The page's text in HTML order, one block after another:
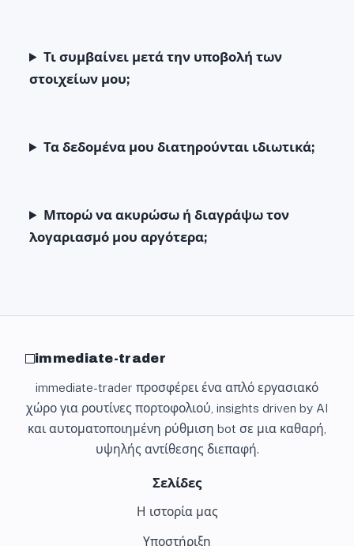
Τι συμβαίνει μετά την υποβολή των
στοιχείων μου;
Τα δεδομένα μου διατηρούνται ιδιωτικά;
Μπορώ να ακυρώσω ή διαγράψω τον
λογαριασμό μου αργότερα;
immediate-trader
immediate-trader προσφέρει ένα απλό εργασιακό
χώρο για ρουτίνες πορτοφολιού, insights driven by AI
και αυτοματοποιημένη ρύθμιση bot σε μια καθαρή,
υψηλής αντίθεσης διεπαφή.
Σελίδες
Η ιστορία μας
Υποστήριξη